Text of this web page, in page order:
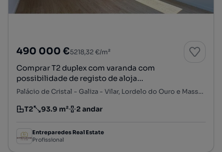
490 000 €5218,32 €/m²
Comprar T2 duplex com varanda com
possibilidade de registo de aloja...
Palácio de Cristal - Galiza - Vilar, Lordelo do Ouro e Massarelos, Porto, Porto
Tipologia
T2
Preço por metro quadrado
93.9 m²
Andar 2 andar
Entreparedes Real Estate
Profissional